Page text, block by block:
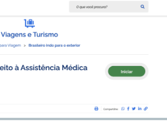
de embarque Totalizando = $